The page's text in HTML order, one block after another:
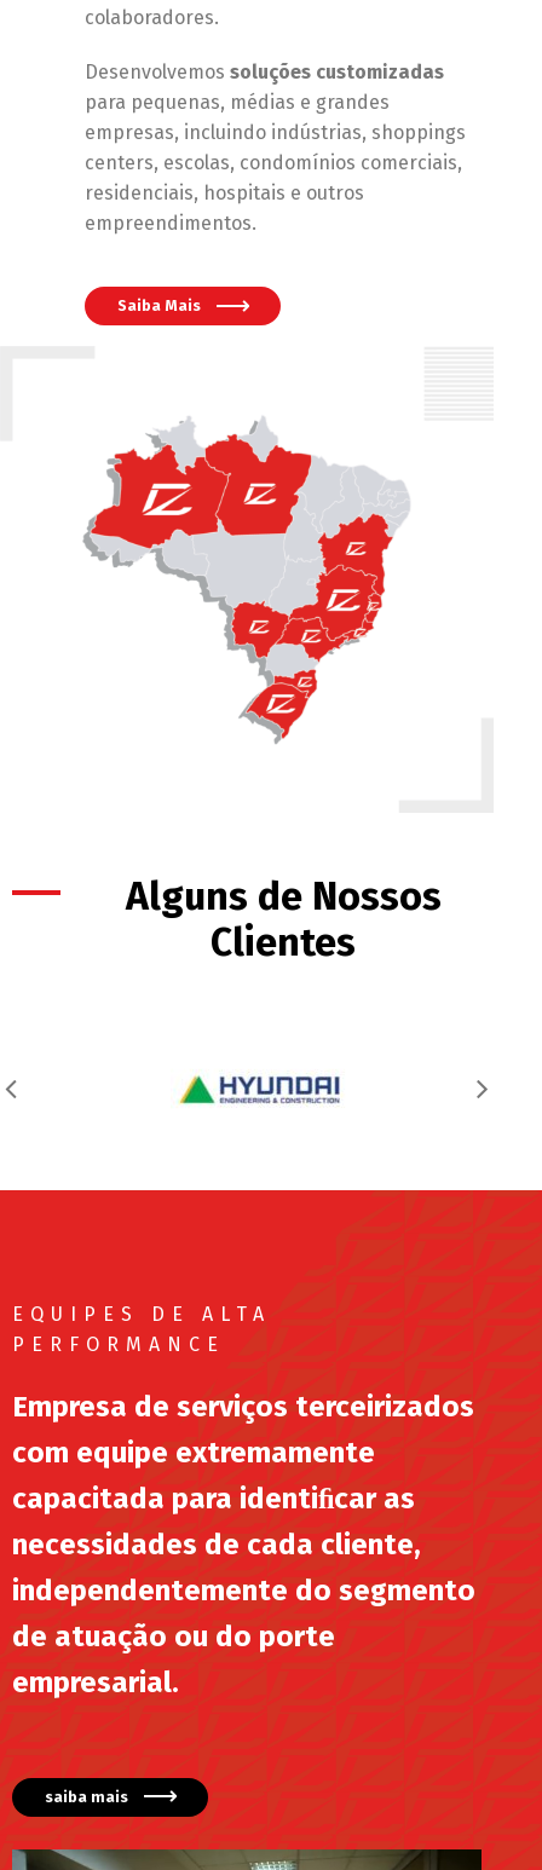
colaboradores.
Desenvolvemos soluções customizadas
para pequenas, médias e grandes
empresas, incluindo indústrias, shoppings
centers, escolas, condomínios comerciais,
residenciais, hospitais e outros
empreendimentos.
Saiba Mais
Alguns de Nossos
Clientes
EQUIPES DE ALTA
PERFORMANCE
Empresa de serviços terceirizados
com equipe extremamente
capacitada para identiﬁcar as
necessidades de cada cliente,
independentemente do segmento
de atuação ou do porte
empresarial.
saiba mais